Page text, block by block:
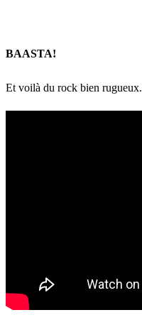
BAASTA!
Et voilà du rock bien rugueux.